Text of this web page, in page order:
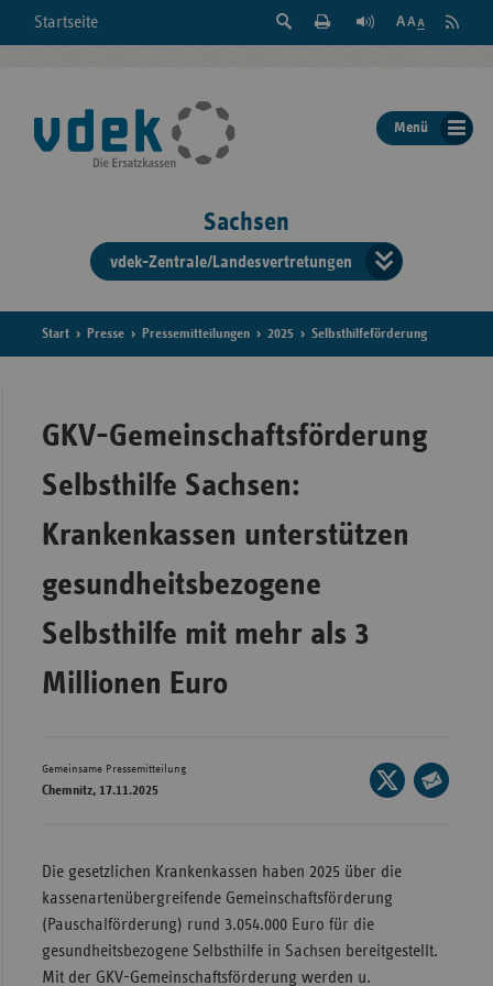
Startseite
Suche
der
Seite
Feed
Menü
Sachsen
vdek-Zentrale/Landesvertretungen
der
Start Presse Pressemitteilungen 2025 Selbsthilfeförderung
GKV-Gemeinschaftsförderung
Selbsthilfe Sachsen:
Krankenkassen unterstützen
gesundheitsbezogene
Selbsthilfe mit mehr als 3
Millionen Euro
Gemeinsame Pressemitteilung
Chemnitz, 17.11.2025
Seite
auf
Die gesetzlichen Krankenkassen haben 2025 über die
kassenartenübergreifende Gemeinschaftsförderung
(Pauschalförderung) rund 3.054.000 Euro für die
gesundheitsbezogene Selbsthilfe in Sachsen bereitgestellt.
Mit der GKV-Gemeinschaftsförderung werden u.